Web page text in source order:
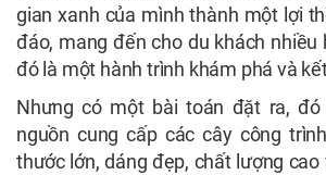
gian xanh của mình thành một lợi
đáo, mang đến cho du khách nhiều
đó là một hành trình khám phá và
Nhưng có một bài toán đặt ra,
nguồn cung cấp các cây công
thước lớn, dáng đẹp, chất lượng cao